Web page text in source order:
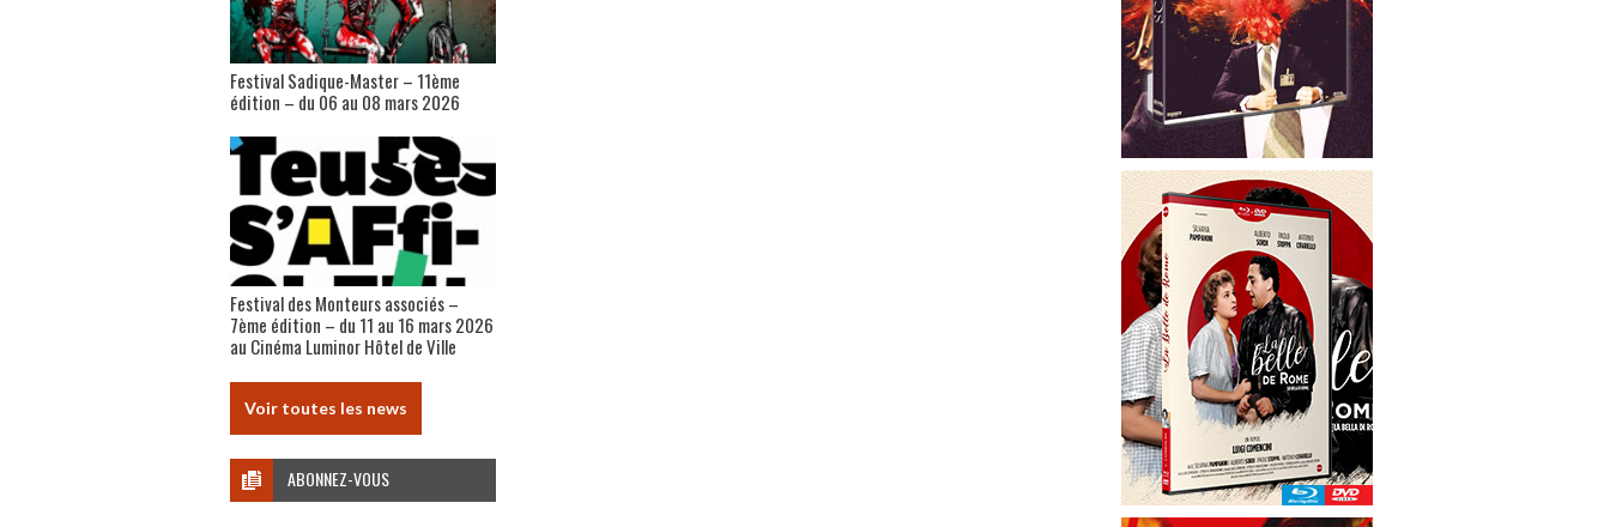
Festival Sadique-Master – 11ème
édition – du 06 au 08 mars 2026
Festival des Monteurs associés –
7ème édition – du 11 au 16 mars 2026
au Cinéma Luminor Hôtel de Ville
Voir toutes les news
ABONNEZ-VOUS